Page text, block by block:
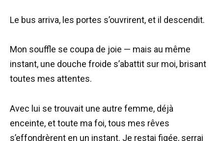
Le bus arriva, les portes s’ouvrirent, et il descendit.
Mon souffle se coupa de joie — mais au même
instant, une douche froide s’abattit sur moi, brisant
toutes mes attentes.
Avec lui se trouvait une autre femme, déjà
enceinte, et toute ma foi, tous mes rêves
s’effondrèrent en un instant. Je restai figée, serrai